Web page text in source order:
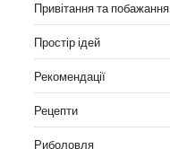
Привітання та побажання
Простір ідей
Рекомендації
Рецепти
Риболовля